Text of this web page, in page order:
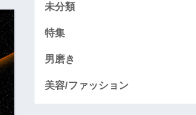
未分類
特集
男磨き
美容/ファッション